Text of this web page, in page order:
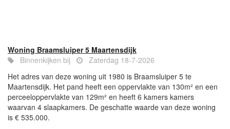
Woning Braamsluiper 5 Maartensdijk
Binnenkijken bij
Zaterdag 18-7-2026
Het adres van deze woning uit 1980 is Braamsluiper 5 te
Maartensdijk. Het pand heeft een oppervlakte van 130m² en een
perceeloppervlakte van 129m² en heeft 6 kamers kamers
waarvan 4 slaapkamers. De geschatte waarde van deze woning
is € 535.000.